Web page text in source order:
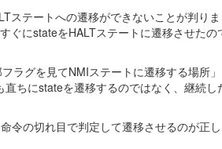
ステートへの遷移ができないことが判り
ぐにstateをHALTステートに遷移させたの
ラグを見てNMIステートに遷移する場所
ちにstateを遷移するのではなく、継続し
令の切れ目で判定して遷移させるのが正